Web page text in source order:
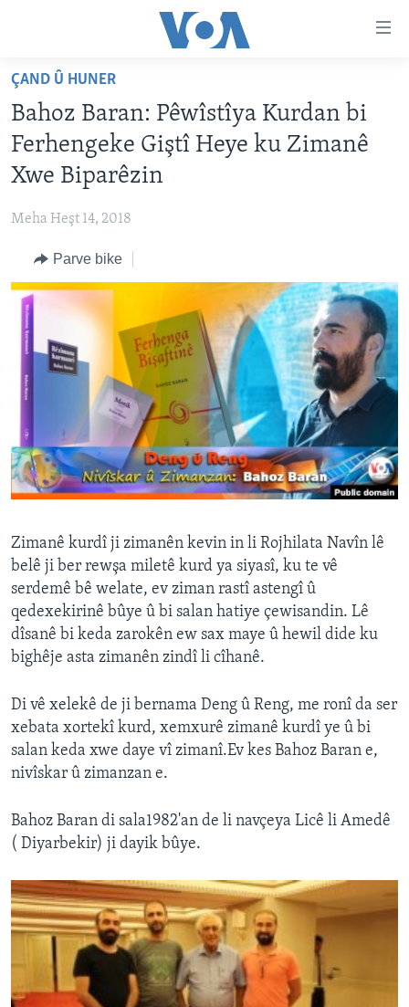
Yekser
naveroka
serekî
Yekser
here
Malpera
Yekser
here
Lêgerînê
DESTPÊK
NÛÇE
VÎDYO GALERÎ
RADYO
HEVPEYVÎN
HERÊMÊN KURDAN
TIRKÎYE
SÛRÎYE
ÎRAQ
ÎRAN
ROJHILATA NAVÎN
CÎHAN
ÇAND Û HUNER
SERNIVÎS
SORANÎ
Learning English
FOLLOW US
ÇAND Û HUNER
Bahoz Baran: Pêwîstîya Kurdan bi
Ferhengeke Giştî Heye ku Zimanê
Xwe Biparêzin
Meha Heşt 14, 2018
Parve bike
Zimanê kurdî ji zimanên kevin in li Rojhilata Navîn lê
belê ji ber rewşa miletê kurd ya siyasî, ku te vê
serdemê bê welate, ev ziman rastî astengî û
qedexekirinê bûye û bi salan hatiye çewisandin. Lê
dîsanê bi keda zarokên ew sax maye û hewil dide ku
bighêje asta zimanên zindî li cîhanê.
Di vê xelekê de ji bernama Deng û Reng, me ronî da ser
xebata xortekî kurd, xemxurê zimanê kurdî ye û bi
salan keda xwe daye vî zimanî.Ev kes Bahoz Baran e,
nivîskar û zimanzan e.
Bahoz Baran di sala1982'an de li navçeya Licê li Amedê
( Diyarbekir) ji dayik bûye.